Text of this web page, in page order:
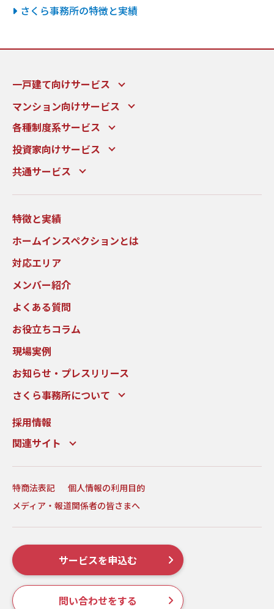
さくら事務所の特徴と実績
一戸建て向けサービス
マンション向けサービス
各種制度系サービス
投資家向けサービス
共通サービス
特徴と実績
ホームインスペクションとは
対応エリア
メンバー紹介
よくある質問
お役立ちコラム
現場実例
お知らせ・プレスリリース
さくら事務所について
採用情報
関連サイト
特商法表記
個人情報の利用目的
メディア・報道関係者の皆さまへ
サービスを申込む
問い合わせをする